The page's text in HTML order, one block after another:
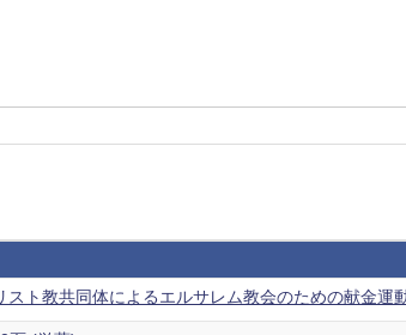
ト教共同体によるエルサレム教会のための献金運